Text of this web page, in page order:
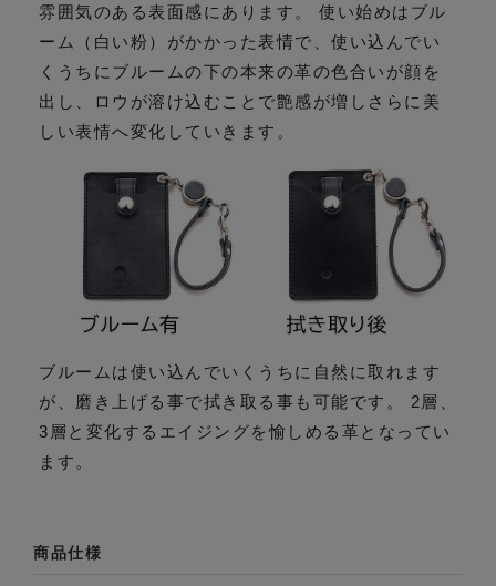
雰囲気のある表面感にあります。 使い始めはブル
ーム（白い粉）がかかった表情で、使い込んでい
くうちにブルームの下の本来の革の色合いが顔を
出し、ロウが溶け込むことで艶感が増しさらに美
しい表情へ変化していきます。
ブルームは使い込んでいくうちに自然に取れます
が、磨き上げる事で拭き取る事も可能です。 2層、
3層と変化するエイジングを愉しめる革となってい
ます。
商品仕様